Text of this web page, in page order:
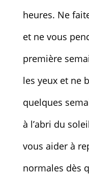
heures. Ne
et ne vous
première
les yeux et ne
quelques
à l’abri du
vous aider à
normales dès